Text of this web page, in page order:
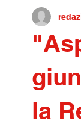
Economia e lavoro
la